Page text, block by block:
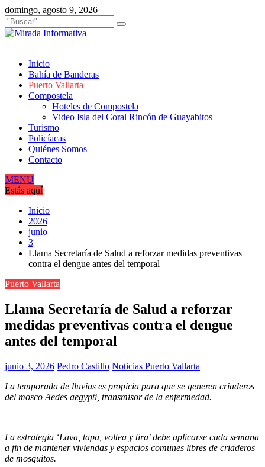
Saltar
al
contenido
domingo, agosto 9, 2026
Inicio
Bahía de Banderas
Puerto Vallarta
Compostela
Hoteles de Compostela
Video Isla del Coral Rincón de Guayabitos
Turismo
Policíacas
Quiénes Somos
Contacto
MENU
Estás aquí
Inicio
2026
junio
3
Llama Secretaría de Salud a reforzar medidas preventivas
contra el dengue antes del temporal
Puerto Vallarta
Llama Secretaría de Salud a reforzar
medidas preventivas contra el dengue
antes del temporal
junio 3, 2026 Pedro Castillo Noticias Puerto Vallarta
La temporada de lluvias es propicia para que se generen criaderos
del mosco Aedes aegypti, transmisor de la enfermedad.
La estrategia ‘Lava, tapa, voltea y tira’ debe aplicarse cada semana
a fin de mantener viviendas y espacios comunes libres de criaderos
de mosquitos.